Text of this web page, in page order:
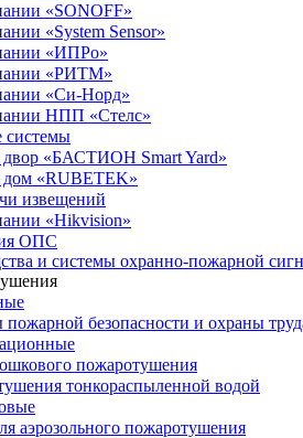
«SONOFF»
«System Sensor»
«ИПРо»
«РИТМ»
«Си-Норд»
НПП «Стелс»
системы
«БАСТИОН Smart Yard»
«RUBETEK»
извещений
«Hikvision»
ОПС
и системы охранно-пожарной
пожарной безопасности и охраны
пожаротушения
тонкораспыленной водой
аэрозольного пожаротушения